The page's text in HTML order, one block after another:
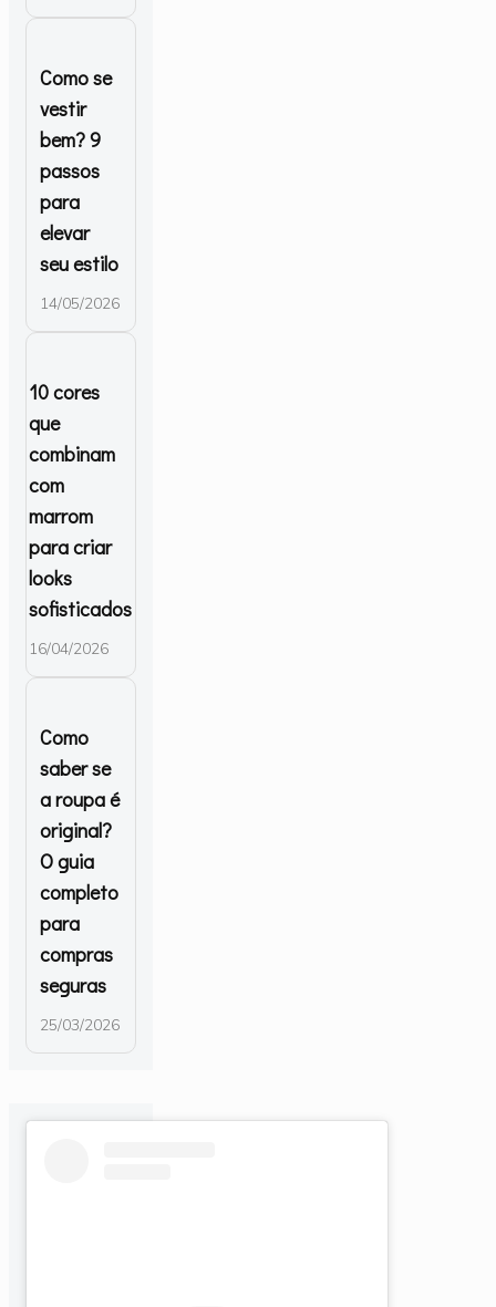
Como se
vestir
bem? 9
passos
para
elevar
seu estilo
14/05/2026
10 cores
que
combinam
com
marrom
para criar
looks
sofisticados
16/04/2026
Como
saber se
a roupa é
original?
O guia
completo
para
compras
seguras
25/03/2026